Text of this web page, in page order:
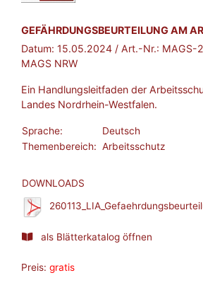
BROSCHÜRE:
GEFÄHRDUNGSBEURTEILUNG AM
Datum: 15.05.2024 / Art.-Nr.: MAGS-
MAGS NRW
Ein Handlungsleitfaden der
Landes Nordrhein-Westfalen.
Sprache:
Deutsch
Themenbereich: Arbeitsschutz
DOWNLOADS
als Blätterkatalog öffnen
Preis: gratis